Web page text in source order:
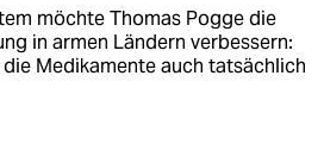
möchte Thomas Pogge die
in armen Ländern verbessern:
Medikamente auch tatsächlich